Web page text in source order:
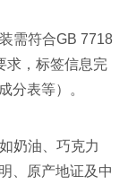
需符合GB 7718
求，标签信息完
分表等）。
奶油、巧克力
、原产地证及中